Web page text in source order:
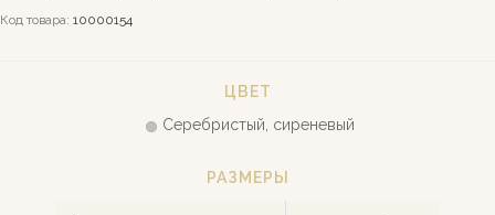
Код товара: 10000154
ЦВЕТ
Серебристый, сиреневый
РАЗМЕРЫ